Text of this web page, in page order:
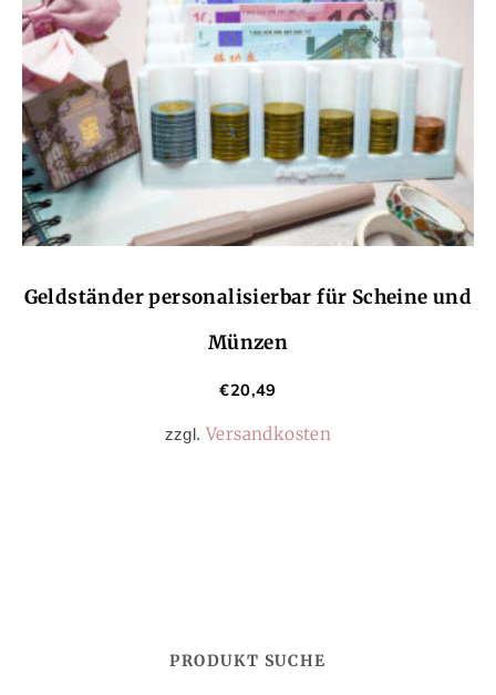
Geldständer personalisierbar für Scheine und
Münzen
€20,49
zzgl.Versandkosten
PRODUKT SUCHE